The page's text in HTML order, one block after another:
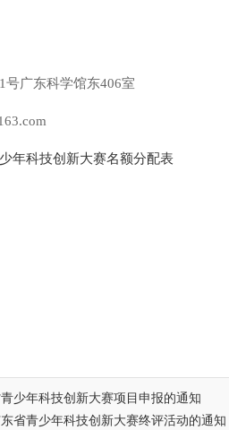
号广东科学馆东406室
年科技创新大赛名额分配表
少年科技创新大赛项目申报的通知
省青少年科技创新大赛终评活动的通知